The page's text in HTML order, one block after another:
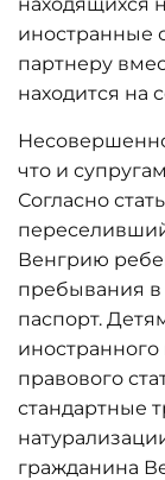
иностранные
партнеру
находится на
что и
Согласно
Венгрию
пребывания в
паспорт.
правового
стандартные
гражданина